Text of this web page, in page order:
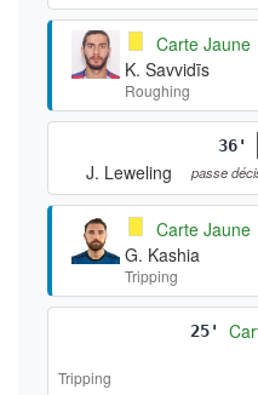
Carte Jaune
K. Savvidīs
Roughing
36'
J. Leweling
passe
Carte Jaune
G. Kashia
Tripping
25'
Tripping